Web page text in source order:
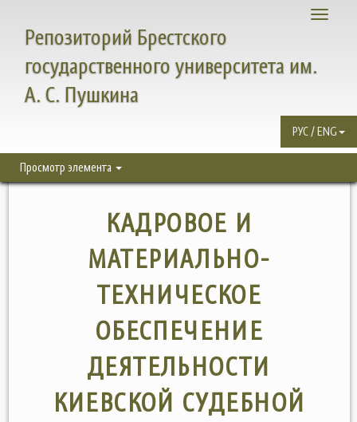
Toggle
Репозиторий Брестского
государственного университета им.
А. С. Пушкина
РУС / ENG
Просмотр элемента
КАДРОВОЕ И
МАТЕРИАЛЬНО-
ТЕХНИЧЕСКОЕ
ОБЕСПЕЧЕНИЕ
ДЕЯТЕЛЬНОСТИ
КИЕВСКОЙ СУДЕБНОЙ